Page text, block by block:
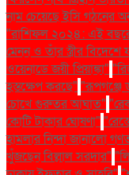
নাম চেয়েছে ইসি গঠনের
"রাশিফল ২০২৪: এই
মেনন ও তাঁর স্ত্রীর বিদেশে
ওয়েনাডে জয়ী প্রিয়াঙ্কা"
হস্তক্ষেপ করছে" "রূপগঞ্জে
চোখে গুরুতর আঘাত"
কোটি টাকার ঘোষণা"
হামলার নিন্দা জানালো
খুঁজছেন বিল্লাল সরদার"